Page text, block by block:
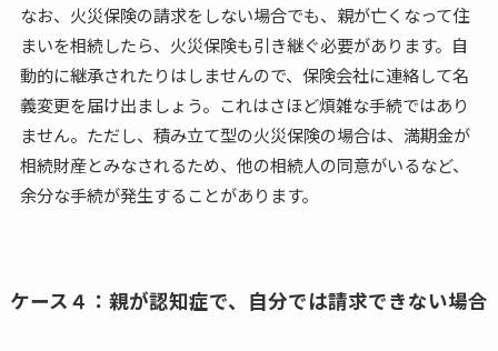
なお、火災保険の請求をしない場合でも、親が亡くなって住
まいを相続したら、火災保険も引き継ぐ必要があります。自
動的に継承されたりはしませんので、保険会社に連絡して名
義変更を届け出ましょう。これはさほど煩雑な手続ではあり
ません。ただし、積み立て型の火災保険の場合は、満期金が
相続財産とみなされるため、他の相続人の同意がいるなど、
余分な手続が発生することがあります。
ケース４：親が認知症で、自分では請求できない場合